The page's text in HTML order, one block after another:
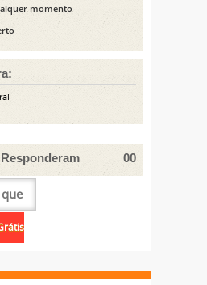
momento
00